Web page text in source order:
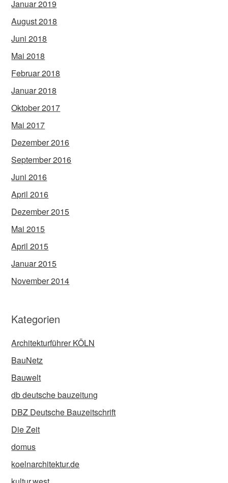
Januar 2019
August 2018
Juni 2018
Mai 2018
Februar 2018
Januar 2018
Oktober 2017
Mai 2017
Dezember 2016
September 2016
Juni 2016
April 2016
Dezember 2015
Mai 2015
April 2015
Januar 2015
November 2014
Kategorien
Architekturführer KÖLN
BauNetz
Bauwelt
db deutsche bauzeitung
DBZ Deutsche Bauzeitschrift
Die Zeit
domus
koelnarchitektur.de